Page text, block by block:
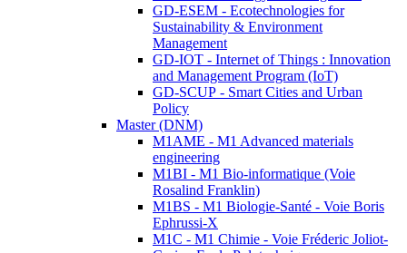
GD-ESEM - Ecotechnologies for
Sustainability & Environment
Management
GD-IOT - Internet of Things : Innovation
and Management Program (IoT)
GD-SCUP - Smart Cities and Urban
Policy
Master (DNM)
M1AME - M1 Advanced materials
engineering
M1BI - M1 Bio-informatique (Voie
Rosalind Franklin)
M1BS - M1 Biologie-Santé - Voie Boris
Ephrussi-X
M1C - M1 Chimie - Voie Fréderic Joliot-